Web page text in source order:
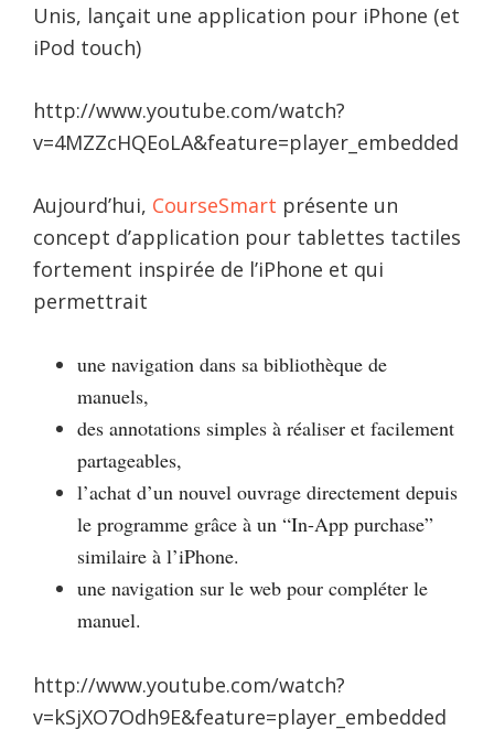
Unis, lançait une application pour iPhone (et
iPod touch)
http://www.youtube.com/watch?
v=4MZZcHQEoLA&feature=player_embedded
Aujourd’hui, CourseSmart présente un
concept d’application pour tablettes tactiles
fortement inspirée de l’iPhone et qui
permettrait
une navigation dans sa bibliothèque de
manuels,
des annotations simples à réaliser et facilement
partageables,
l’achat d’un nouvel ouvrage directement depuis
le programme grâce à un “In-App purchase”
similaire à l’iPhone.
une navigation sur le web pour compléter le
manuel.
http://www.youtube.com/watch?
v=kSjXO7Odh9E&feature=player_embedded